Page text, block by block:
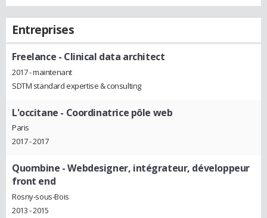
Entreprises
Freelance - Clinical data architect
2017 - maintenant
SDTM standard expertise & consulting
L'occitane - Coordinatrice pôle web
Paris
2017 - 2017
Quombine - Webdesigner, intégrateur, développeur
front end
Rosny-sous-Bois
2013 - 2015